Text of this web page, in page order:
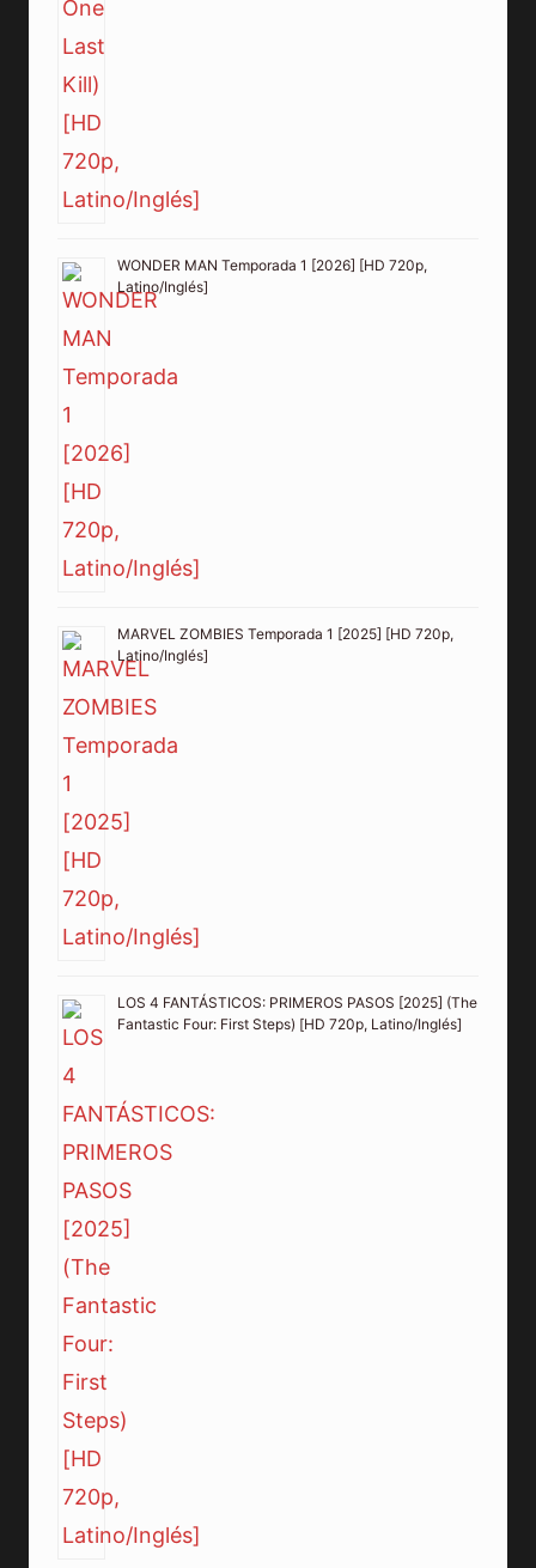
WONDER MAN Temporada 1 [2026] [HD 720p,
Latino/Inglés]
MARVEL ZOMBIES Temporada 1 [2025] [HD 720p,
Latino/Inglés]
LOS 4 FANTÁSTICOS: PRIMEROS PASOS [2025] (The
Fantastic Four: First Steps) [HD 720p, Latino/Inglés]